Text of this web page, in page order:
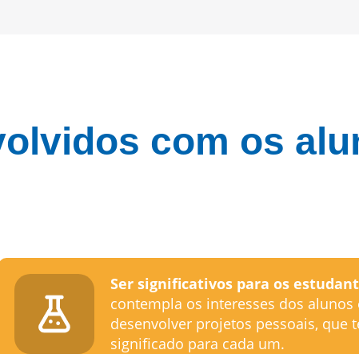
com os
Ser significativos para os
contempla os interesses dos
desenvolver projetos pessoais, que
significado para cada um.